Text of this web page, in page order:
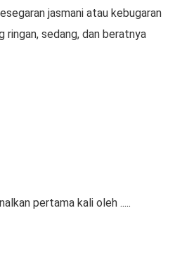
jasmani atau kebugaran
ringan, sedang, dan beratnya
pertama kali oleh .....